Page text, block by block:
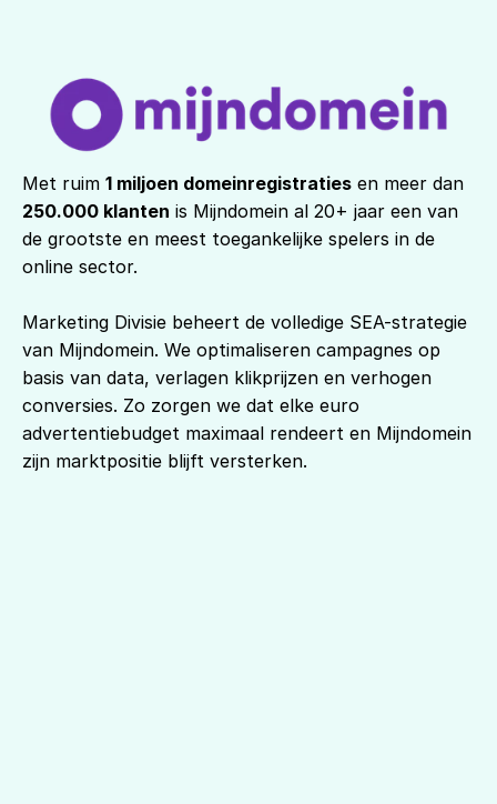
Met ruim 1 miljoen domeinregistraties
250.000 klanten is Mijndomein al 20+ jaar een van
de grootste en meest toegankelijke spelers in de
online sector.
Marketing Divisie beheert de volledige SEA-strategie
van Mijndomein. We optimaliseren campagnes op
basis van data, verlagen klikprijzen en verhogen
conversies. Zo zorgen we dat elke euro
advertentiebudget maximaal rendeert en Mijndomein
zijn marktpositie blijft versterken.